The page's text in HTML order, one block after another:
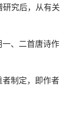
究后，从有关
一、二首唐诗作
者制定，即作者